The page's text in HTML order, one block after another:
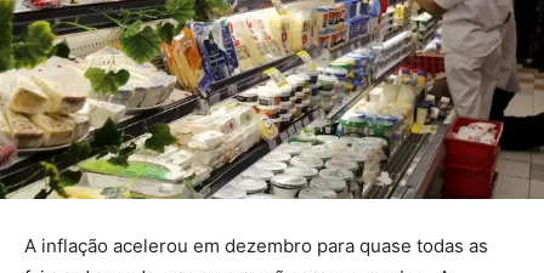
A inflação acelerou em dezembro para quase todas as